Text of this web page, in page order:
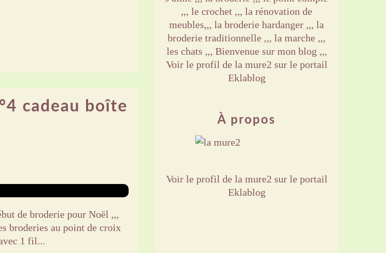
cadeau boîte
de broderie pour Noël ,,,
broderies au point de croix
1 fil...
,,, le crochet ,,, la rénovation de
meubles,,, la broderie hardanger ,,, la
broderie traditionnelle ,,, la marche ,,,
les chats ,,, Bienvenue sur mon blog ,,,
Voir le profil de la mure2 sur le portail
Eklablog
À propos
Voir le profil de la mure2 sur le portail
Eklablog